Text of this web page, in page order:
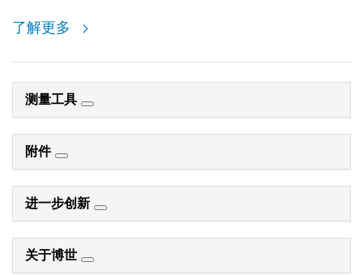
了解更多
测量工具
附件
进一步创新
关于博世